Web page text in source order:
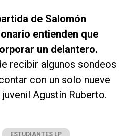
de Salomón
entienden que
un delantero.
recibir algunos sondeos
con un solo nueve
Agustín Ruberto.